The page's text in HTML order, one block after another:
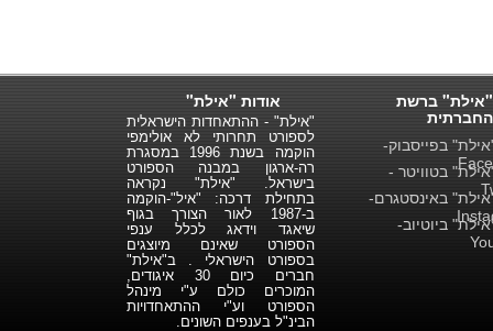
אודות "אילת"
"אילת" - ההתאחדות הישראלית
לספורט תחרותי לא אולימפי
הוקמה בשנת 1996 במסגרת
רה-ארגון במבנה הספורט
בישראל. "אילת" נקראה
בתחילת דרכה: "איל"-הוקמה
ב-1987 לאור הצורך בגוף
שיאגד וידאג לכלל ענפי
הספורט שאינם מיוצגים
בספורט הישראלי . ב"אילת"
חברים כיום 30 איגודים,
המוכרים כולם ע"י מינהל
הספורט וע"י ההתאחדויות
הבינ"ל בענפים השונים.
"אילת" ברשת
החברתית
בפייסבוק-
בטוויטר -
באינסטגרם-
ביוטיוב-